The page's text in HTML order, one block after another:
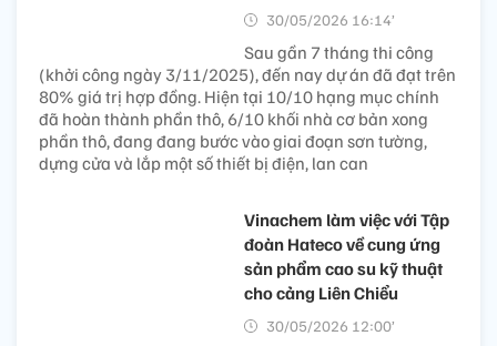
30/05/2026 16:14’
Sau gần 7 tháng thi công
(khởi công ngày 3/11/2025), đến nay dự án đã đạt trên
80% giá trị hợp đồng. Hiện tại 10/10 hạng mục chính
đã hoàn thành phần thô, 6/10 khối nhà cơ bản xong
phần thô, đang đang bước vào giai đoạn sơn tường,
dựng cửa và lắp một số thiết bị điện, lan can
Vinachem làm việc với Tập
đoàn Hateco về cung ứng
sản phẩm cao su kỹ thuật
cho cảng Liên Chiểu
30/05/2026 12:00’